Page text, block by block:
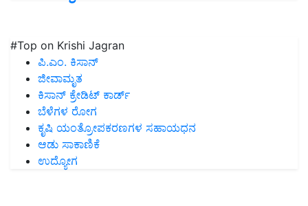
#Top on Krishi Jagran
ಪಿ.ಎಂ. ಕಿಸಾನ್
ಜೀವಾಮೃತ
ಕಿಸಾನ್ ಕ್ರೇಡಿಟ್ ಕಾರ್ಡ್
ಬೆಳೆಗಳ ರೋಗ
ಕೃಷಿ ಯಂತ್ರೋಪಕರಣಗಳ ಸಹಾಯಧನ
ಆಡು ಸಾಕಾಣಿಕೆ
ಉದ್ಯೋಗ